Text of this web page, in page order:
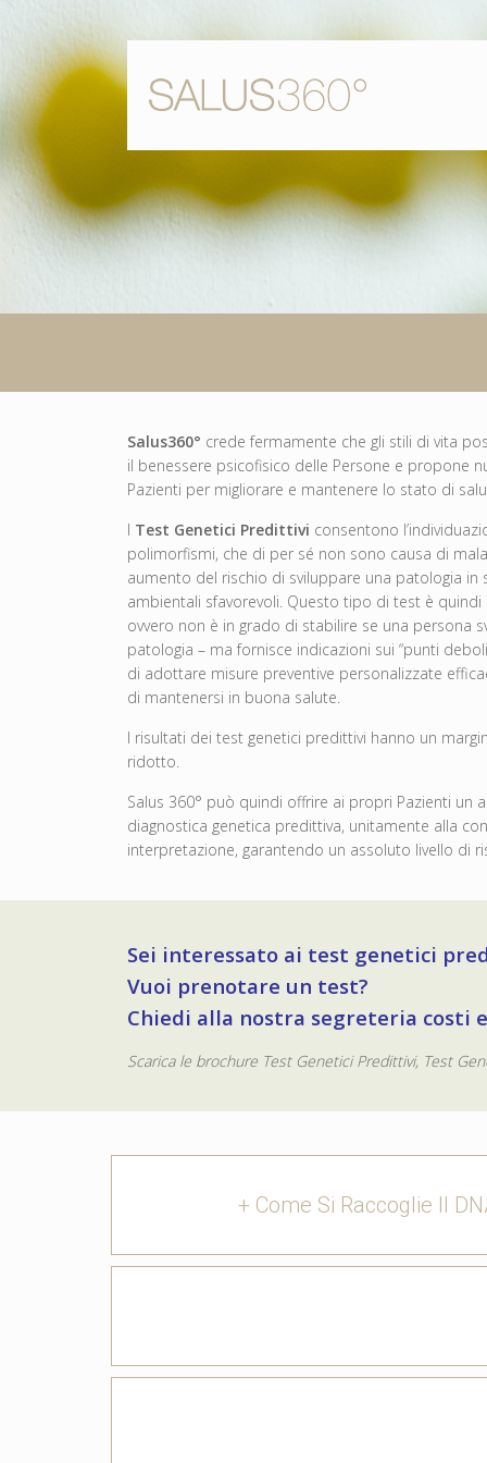
Salus360° crede fermamente che gli stili di vita
il benessere psicofisico delle Persone e propone
Pazienti per migliorare e mantenere lo stato di
I Test Genetici Predittivi consentono
polimorfismi, che di per sé non sono causa di
aumento del rischio di sviluppare una patologia in
ambientali sfavorevoli. Questo tipo di test è
ovvero non è in grado di stabilire se una persona
patologia – ma fornisce indicazioni sui “punti
di adottare misure preventive personalizzate
di mantenersi in buona salute.
I risultati dei test genetici predittivi hanno un
ridotto.
Salus 360° può quindi offrire ai propri Pazienti un
diagnostica genetica predittiva, unitamente alla
interpretazione, garantendo un assoluto livello di
Sei interessato ai test genetici
Vuoi prenotare un test?
Chiedi alla nostra segreteria costi
Scarica le brochure Test Genetici Predittivi, Test
+ Come Si Raccoglie Il